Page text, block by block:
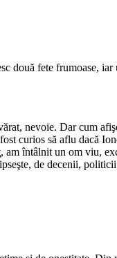
două fete frumoase,
nevoie. Dar cum
curios să aflu dacă
am întâlnit un om viu,
de decenii,